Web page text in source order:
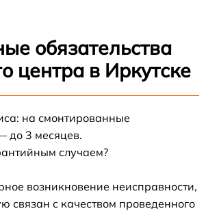
обязательства
центра в Иркутске
на смонтированные
до 3 месяцев.
случаем?
возникновение неисправности,
связан с качеством проведенного